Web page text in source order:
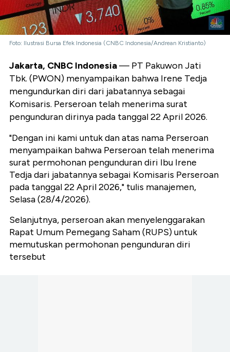
Foto: Ilustrasi Bursa Efek Indonesia (CNBC Indonesia/Andrean Kristianto)
Jakarta, CNBC Indonesia— PT Pakuwon Jati
Tbk. (PWON) menyampaikan bahwa Irene Tedja
mengundurkan diri dari jabatannya sebagai
Komisaris. Perseroan telah menerima surat
pengunduran dirinya pada tanggal 22 April 2026.
"Dengan ini kami untuk dan atas nama Perseroan
menyampaikan bahwa Perseroan telah menerima
surat permohonan pengunduran diri Ibu Irene
Tedja dari jabatannya sebagai Komisaris Perseroan
pada tanggal 22 April 2026," tulis manajemen,
Selasa (28/4/2026).
Selanjutnya, perseroan akan menyelenggarakan
Rapat Umum Pemegang Saham (RUPS) untuk
memutuskan permohonan pengunduran diri
tersebut